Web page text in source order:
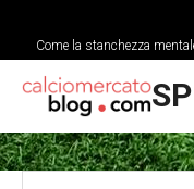
Come la stanchezza
SP